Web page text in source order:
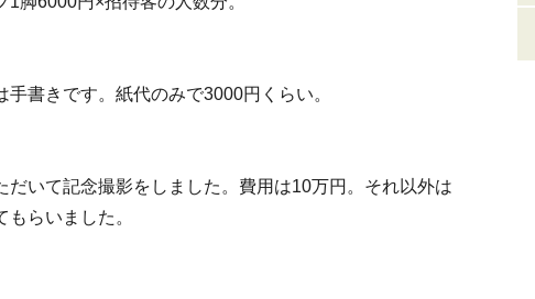
書きです。紙代のみで3000円くらい。
いて記念撮影をしました。費用は10万円。それ以外は
らいました。